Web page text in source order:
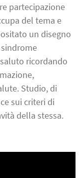
partecipazione
del tema e
un disegno
ricordando
Studio, di
sui criteri di
della stessa.